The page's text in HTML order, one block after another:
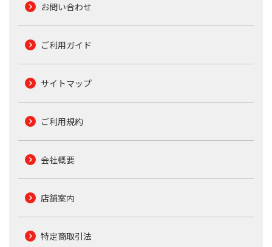
お問い合わせ
ご利用ガイド
サイトマップ
ご利用規約
会社概要
店舗案内
特定商取引法